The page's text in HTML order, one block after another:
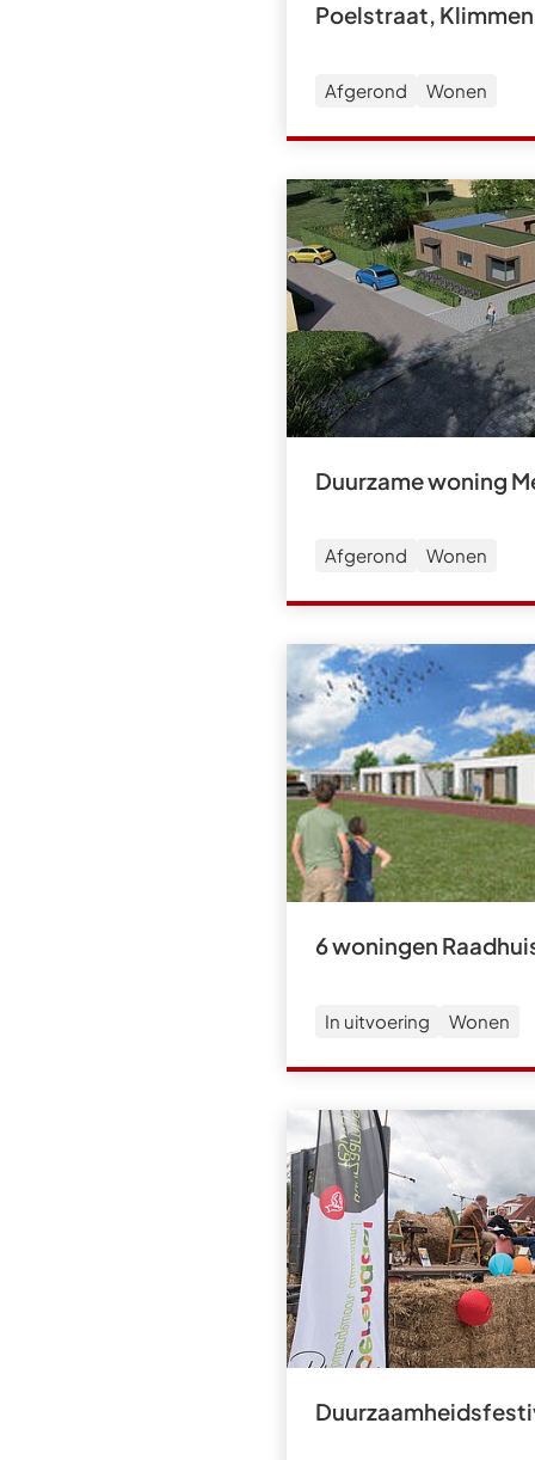
Poelstraat, Klimmen
Afgerond Wonen
Duurzame woning
Afgerond Wonen
6 woningen
In uitvoering Wonen